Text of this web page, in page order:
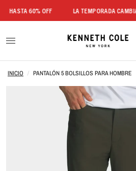
HASTA 60% OFF LA TEMPORADA CAMBIA
INICIO / PANTALÓN 5 BOLSILLOS PARA HOMBRE